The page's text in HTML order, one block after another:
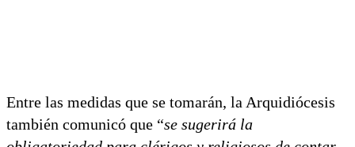
Entre las medidas que se tomarán, la Arquidiócesis
también comunicó que “se sugerirá la